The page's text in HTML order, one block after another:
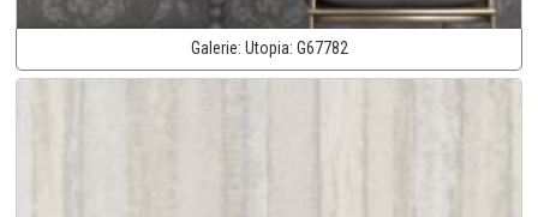
Galerie: Utopia: G67782